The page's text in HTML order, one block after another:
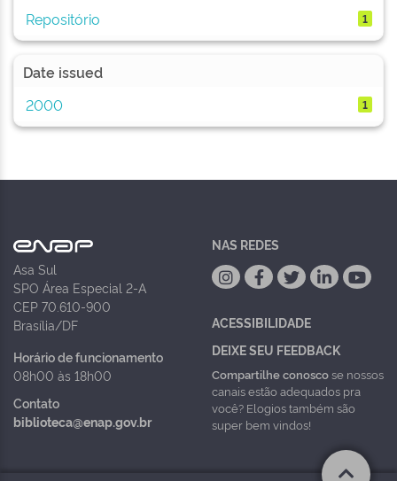
Repositório 1
Date issued
2000
1
Asa Sul
SPO Área Especial 2-A
CEP 70.610-900
Brasília/DF
Horário de funcionamento
08h00 às 18h00
Contato
biblioteca@enap.gov.br
NAS REDES
ACESSIBILIDADE
DEIXE SEU FEEDBACK
Compartilhe conoscose nossos
canais estão adequados pra
você? Elogios também são
super bem vindos!